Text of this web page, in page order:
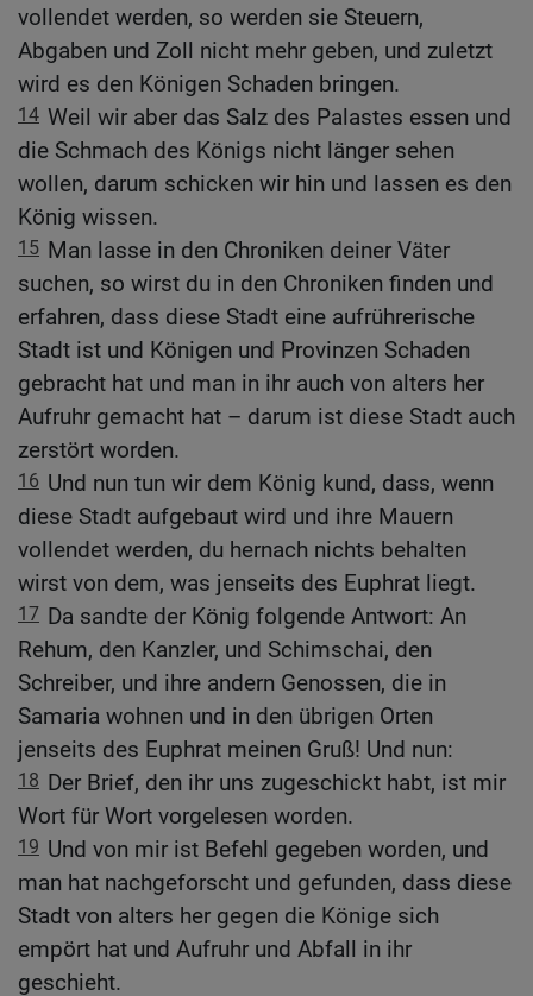
vollendet werden, so werden sie Steuern,
Abgaben und Zoll nicht mehr geben, und zuletzt
wird es den Königen Schaden bringen.
14 Weil wir aber das Salz des Palastes essen und
die Schmach des Königs nicht länger sehen
wollen, darum schicken wir hin und lassen es den
König wissen.
15 Man lasse in den Chroniken deiner Väter
suchen, so wirst du in den Chroniken finden und
erfahren, dass diese Stadt eine aufrührerische
Stadt ist und Königen und Provinzen Schaden
gebracht hat und man in ihr auch von alters her
Aufruhr gemacht hat – darum ist diese Stadt auch
zerstört worden.
16 Und nun tun wir dem König kund, dass, wenn
diese Stadt aufgebaut wird und ihre Mauern
vollendet werden, du hernach nichts behalten
wirst von dem, was jenseits des Euphrat liegt.
17 Da sandte der König folgende Antwort: An
Rehum, den Kanzler, und Schimschai, den
Schreiber, und ihre andern Genossen, die in
Samaria wohnen und in den übrigen Orten
jenseits des Euphrat meinen Gruß! Und nun:
18 Der Brief, den ihr uns zugeschickt habt, ist mir
Wort für Wort vorgelesen worden.
19 Und von mir ist Befehl gegeben worden, und
man hat nachgeforscht und gefunden, dass diese
Stadt von alters her gegen die Könige sich
empört hat und Aufruhr und Abfall in ihr
geschieht.